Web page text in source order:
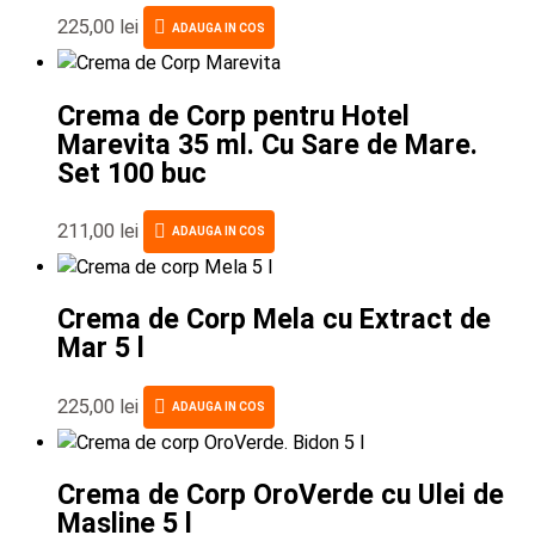
225,00 lei ADAUGA IN COS
Crema de Corp pentru Hotel
Marevita 35 ml. Cu Sare de Mare.
Set 100 buc
211,00 lei ADAUGA IN COS
Crema de Corp Mela cu Extract de
Mar 5 l
225,00 lei ADAUGA IN COS
Crema de Corp OroVerde cu Ulei de
Masline 5 l